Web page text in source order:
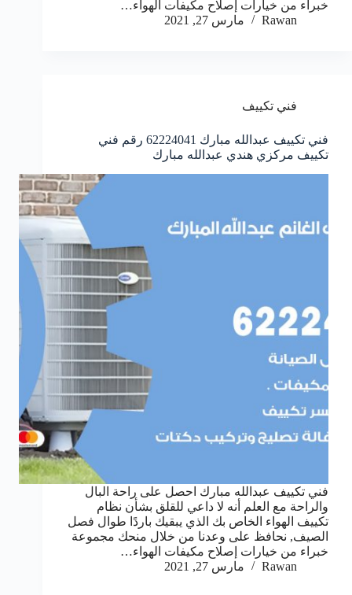
خبراء من خيارات إصلاح مكيفات الهواء…
Rawan
مارس 27, 2021
فني تكييف
فني تكييف عبدالله مبارك 62224041 رقم فني
تكييف مركزي هندي عبدالله مبارك
فني تكييف عبدالله مبارك احصل على راحة البال
والراحة مع العلم أنه لا داعي للقلق بشأن نظام
تكييف الهواء الخاص بك الذي يبقيك باردًا طوال فصل
الصيف, نحافظ على وعدنا من خلال منحك مجموعة
خبراء من خيارات إصلاح مكيفات الهواء…
Rawan
مارس 27, 2021